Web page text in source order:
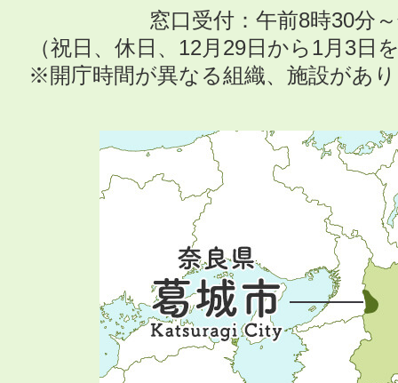
窓口受付：午前8時30分
（祝日、休日、12月29日から1月3日
※開庁時間が異なる組織、施設があ